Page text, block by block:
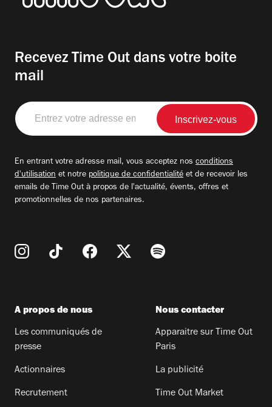
Recevez Time Out dans votre boite
mail
Entrez
votre
adresse
En entrant votre adresse mail, vous acceptez nos conditions
d'utilisation et notre politique de confidentialité et de recevoir les
emails de Time Out à propos de l'actualité, évents, offres et
promotionnelles de nos partenaires.
A propos de nous
Les communiqués de
presse
Actionnaires
Recrutement
Nous contacter
Apparaitre sur Time Out
Paris
La publicité
Time Out Market